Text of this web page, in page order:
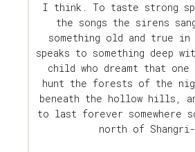
I think. To taste strong
the songs the sirens
something old and true
speaks to something deep
child who dreamt that one
hunt the forests of the
beneath the hollow hills,
to last forever somewhere
north of Shangri-